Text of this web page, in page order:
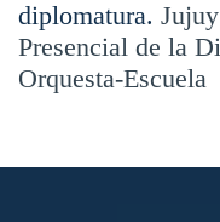
diplomatura.
Presencial de la
Orquesta-Escuela